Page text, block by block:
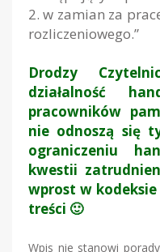
2. w zamian za
rozliczeniowego.”
Drodzy
działalność
pracowników
nie odnoszą się
ograniczeniu
kwestii
wprost w
treści 🙂
Wpis nie stanowi